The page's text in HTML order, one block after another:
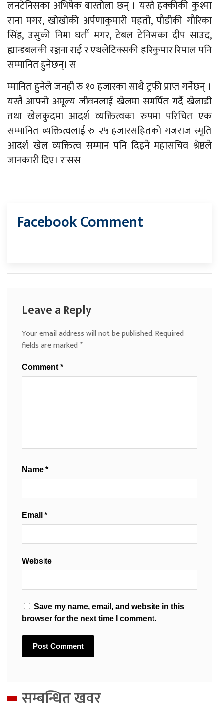
लनटेनिसका अभिषेक बास्तोला छन् । यस्तै हक्कीकी कुश्मा
राना मगर, खोखोकी अर्पणाकुमारी महतो, पौडीकी गौरिका
सिंह, उसुकी निमा घर्ती मगर, टेबल टेनिसका दीप साउद,
ह्यान्डबलकी रञ्जना राई र एथलेटिक्सकी हरिकुमार रिमाल पनि
सम्मानित हुनेछन्। स
म्मानित हुनेले जनही रु १० हजारका साथै ट्रफी प्राप्त गर्नेछन् ।
यस्तै आफ्नो अमूल्य जीवनलाई खेलमा समर्पित गर्दै खेलाडी
तथा खेलकुदमा आदर्श व्यक्तित्वका रुपमा परिचित एक
सम्मानित व्यक्तित्वलाई रु २५ हजारसहितको गजराज स्मृति
आदर्श खेल व्यक्तित्व सम्मान पनि दिइने महासचिव श्रेष्ठले
जानकारी दिए। रासस
Facebook Comment
Leave a Reply
Your email address will not be published.Required
fields are marked*
Comment*
Name *
Email *
Website
Save my name, email, and website in this
browser for the next time I comment.
सम्बन्धित खवर